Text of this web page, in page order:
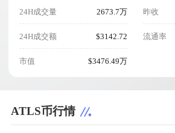
24H成交量 2673.7万
24H成交额 $3142.72
市值 $3476.49万
昨收
流通率
ATLS币行情